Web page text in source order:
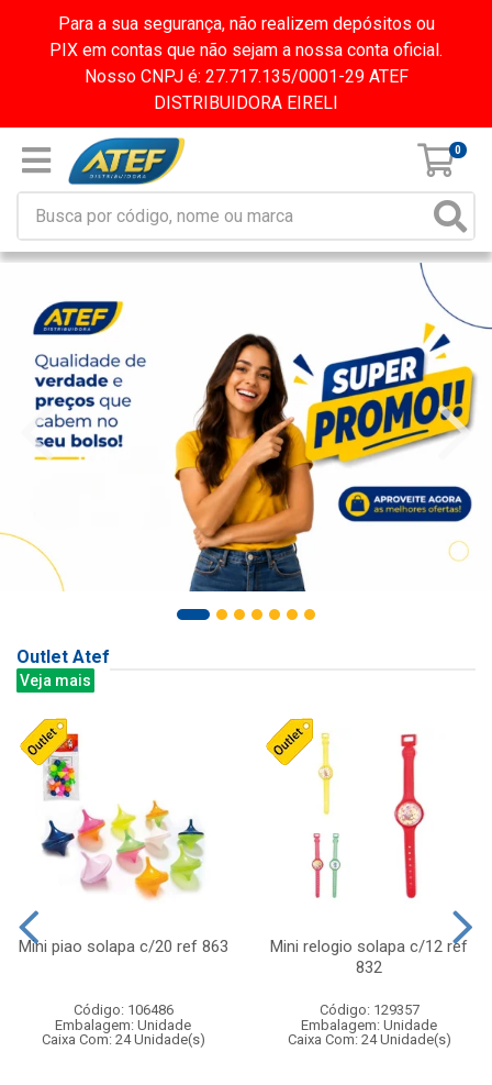
Para a sua segurança, não realizem depósitos ou
PIX em contas que não sejam a nossa conta oficial.
Nosso CNPJ é: 27.717.135/0001-29 ATEF
DISTRIBUIDORA EIRELI
0
Outlet Atef
Veja mais
Mini piao solapa c/20 ref 863
Código: 106486
Embalagem: Unidade
Caixa Com: 24 Unidade(s)
Mini relogio solapa c/12 ref
832
Código: 129357
Embalagem: Unidade
Caixa Com: 24 Unidade(s)